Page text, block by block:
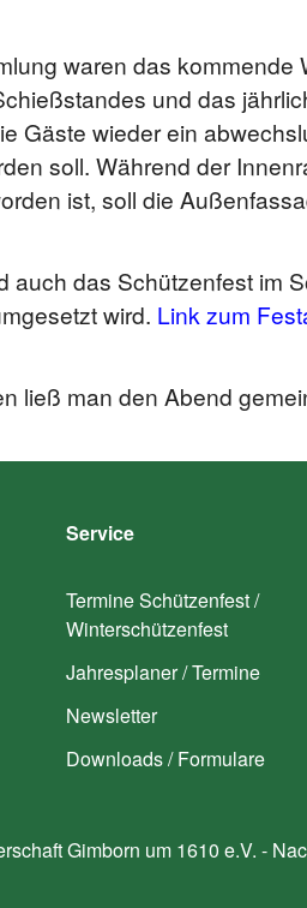
waren das
und das
Gäste wieder ein
soll. Während der
ist, soll die
auch das Schützenfest im
wird. Link zum
ließ man den Abend
Service
Termine Schützenfest /
Winterschützenfest
Jahresplaner / Termine
Newsletter
Downloads / Formulare
Gimborn um 1610 e.V. -